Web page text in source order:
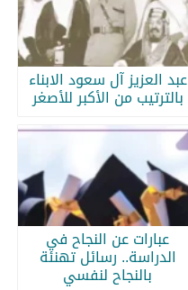
عبد العزيز آل سعود الابناء
بالترتيب من الأكبر للأصغر
عبارات عن النجاح في
الدراسة.. رسائل تهنئة
بالنجاح لنفسي